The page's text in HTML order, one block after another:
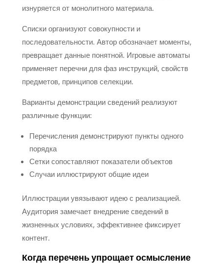
изнуряется от монолитного материала.
Списки организуют совокупности и
последовательности. Автор обозначает моменты,
превращает данные понятной. Игровые автоматы
применяет перечни для фаз инструкций, свойств
предметов, принципов селекции.
Варианты демонстрации сведений реализуют
различные функции:
Перечисления демонстрируют пункты одного
порядка
Сетки сопоставляют показатели объектов
Случаи иллюстрируют общие идеи
Иллюстрации увязывают идею с реализацией.
Аудитория замечает внедрение сведений в
жизненных условиях, эффективнее фиксирует
контент.
Когда перечень упрощает осмысление